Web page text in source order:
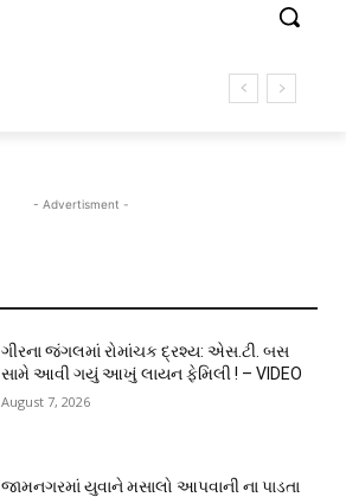
- Advertisment -
ગીરના જંગલમાં રોમાંચક દ્રશ્ય: એસ.ટી. બસ
સામે આવી ગયું આખું લાયન ફેમિલી ! – VIDEO
August 7, 2026
જામનગરમાં યુવાને મસાલો આપવાની ના પાડતા